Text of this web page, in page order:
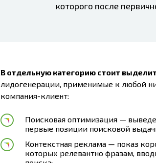
которого после
В отдельную категорию стоит
лидогенерации, применимые к любой
компания-клиент:
Поисковая оптимизация —
первые позиции поисковой
Контекстная реклама — показ
которых релевантно фразам,